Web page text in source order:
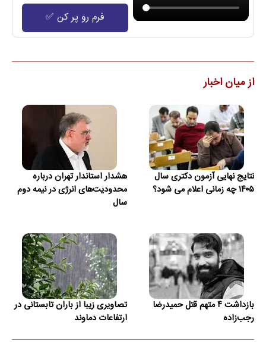
فرم رو پر کن ✅
از میان اخبار
نتایج نهایی آزمون دکتری سال
۱۴۰۵ چه زمانی اعلام می شود؟
هشدار استاندار تهران درباره
محدودیت‌های انرژی در نیمه دوم
سال
بازداشت ۴ متهم قتل حمیدرضا
رجب‌زاده
تصاویری زیبا از باران تابستانی در
ارتفاعات دماوند